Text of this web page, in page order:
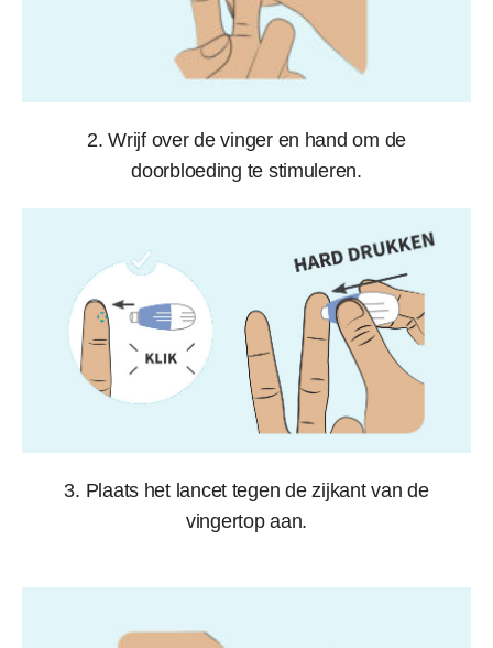
2. Wrijf over de vinger en hand om de
doorbloeding te stimuleren.
3. Plaats het lancet tegen de zijkant van de
vingertop aan.